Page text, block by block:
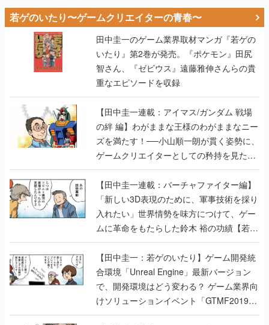
いたり』第2巻が発売。『ポケモン』田尻
智さん、『ゼビウス』遠藤雅伸さんらの貴
重なエピソードを収録
【田中圭一連載：アイマス/ガンダム 戦場
の絆 編】わがままな王様のわがままなニー
ズを満たす！──小山順一朗が貫く姿勢に、
ゲームクリエイターとしての矜持を見た
【若ゲのいたり最終回】
【田中圭一連載：バーチャファイター編】
「新しい3D表現のために、軍事技術を採り
入れたい」世界情勢を味方につけて、ゲー
ムに革命をもたらした鈴木 裕の功績【若ゲ
のいたり】
【田中圭一：若ゲのいたり】ゲーム開発統
合環境「Unreal Engine」最新バージョン
で、開発環境はどう変わる？ ゲーム業界向
けソリューションイベント「GTMF2019」
に行って、より理解を深めよう【PR】
【田中圭一連載：サイバーコネクトツー
編】すべての責任はオレが取る。だから、
付いてきてくれないか──男の熱意はチーム